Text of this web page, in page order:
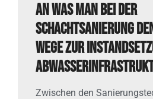
An was man bei der
Schachtsanierung
Wege zur
Zwischen den